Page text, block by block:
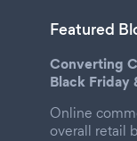
Featured
Converting
Black Friday
Online
overall retail